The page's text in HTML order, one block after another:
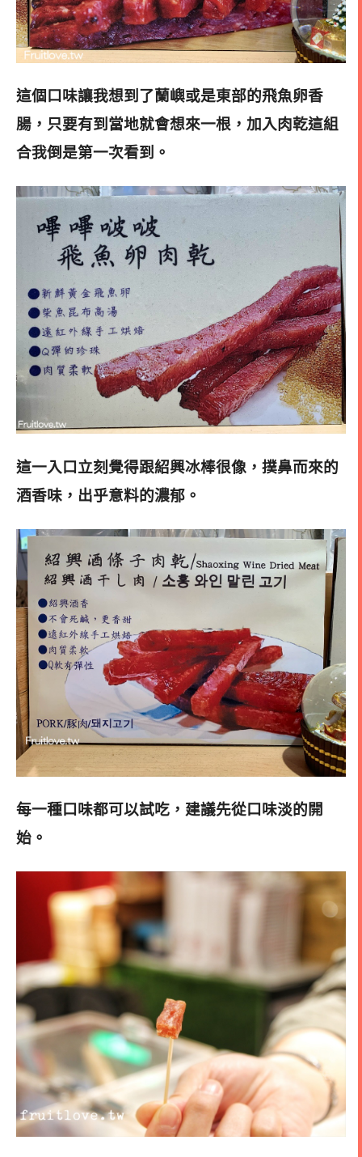
這個口味讓我想到了蘭嶼或是東部的飛魚卵香
腸，只要有到當地就會想來一根，加入肉乾這組
合我倒是第一次看到。
這一入口立刻覺得跟紹興冰棒很像，撲鼻而來的
酒香味，出乎意料的濃郁 。
每一種口味都可以試吃，建議先從口味淡的開
始 。